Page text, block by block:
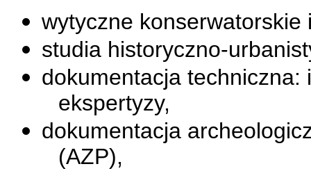
wytyczne
studia historyczno-
dokumentacja
ekspertyzy,
dokumentacja
(AZP),